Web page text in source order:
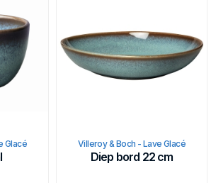
Glacé Villeroy & Boch - Lave Glacé
Diep bord 22 cm